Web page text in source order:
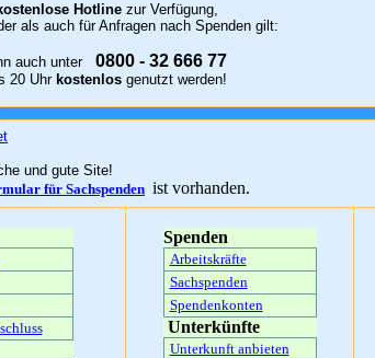
Hotline zur Verfügung,
als auch für Anfragen nach Spenden gilt:
auch unter 0800 - 32 666 77
20 Uhr kostenlos genutzt werden!
und gute Site!
für Sachspenden ist vorhanden.
Spenden
Arbeitskräfte
Sachspenden
Spendenkonten
Unterkünfte
Unterkunft anbieten